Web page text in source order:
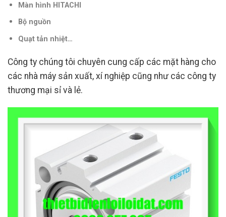
Màn hình HITACHI
Bộ nguồn
Quạt tản nhiệt…
Công ty chúng tôi chuyên cung cấp các mặt hàng cho
các nhà máy sản xuất, xí nghiệp cũng như các công ty
thương mại sỉ và lẻ.